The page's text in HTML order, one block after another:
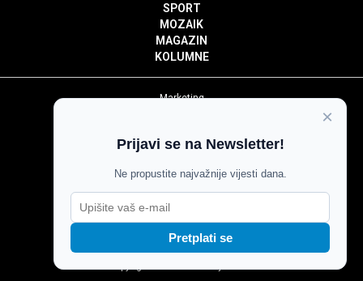
SPORT
MOZAIK
MAGAZIN
KOLUMNE
Marketing
Impressum
Pravila komentiranja
Agroglas
×
Prijavi se na Newsletter!
Ne propustite najvažnije vijesti dana.
Pretplati se